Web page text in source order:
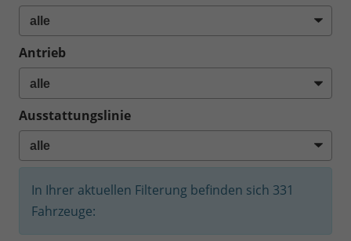
Antrieb
Ausstattungslinie
In Ihrer aktuellen Filterung befinden sich 331
Fahrzeuge: